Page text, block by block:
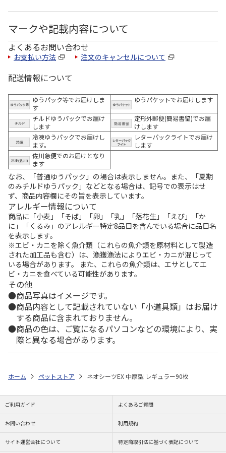
マークや記載内容について
よくあるお問い合わせ
お支払い方法 注文のキャンセルについて
配送情報について
ゆうパック等でお届けしま
す
ゆうパケットでお届けします
チルドゆうパックでお届け
します
定形外郵便(簡易書留)でお届
けします
冷凍ゆうパックでお届けし
ます。
レターパックライトでお届け
します
佐川急便でのお届けとなり
ます
なお、「普通ゆうパック」の場合は表示しません。また、「夏期
のみチルドゆうパック」などとなる場合は、記号での表示はせ
ず、商品内容欄にその旨を表示しています。
アレルギー情報について
商品に「小麦」「そば」「卵」「乳」「落花生」「えび」「か
に」「くるみ」のアレルギー特定8品目を含んでいる場合に品目名
を表示します。
※エビ・カニを除く魚介類（これらの魚介類を原材料として製造
された加工品も含む）は、漁獲漁法によりエビ・カニが混じって
いる場合があります。 また、これらの魚介類は、エサとしてエ
ビ・カニを食べている可能性があります。
その他
商品写真はイメージです。
商品内容として記載されていない「小道具類」はお届け
する商品に含まれておりません。
商品の色は、ご覧になるパソコンなどの環境により、実
際と異なる場合があります。
ホーム ペットストア ネオシーツEX 中厚型 レギュラー90枚
ご利用ガイド よくあるご質問
お問い合わせ 利用規約
サイト運営会社について 特定商取引法に基づく表記について